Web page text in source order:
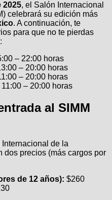
2025, el Salón Internacional
celebrará su edición más
. A continuación, te
para que no te pierdas
– 22:00 horas
– 20:00 horas
– 20:00 horas
– 20:00 horas
al SIMM
de la
dos precios (más cargos por
de 12 años): $260